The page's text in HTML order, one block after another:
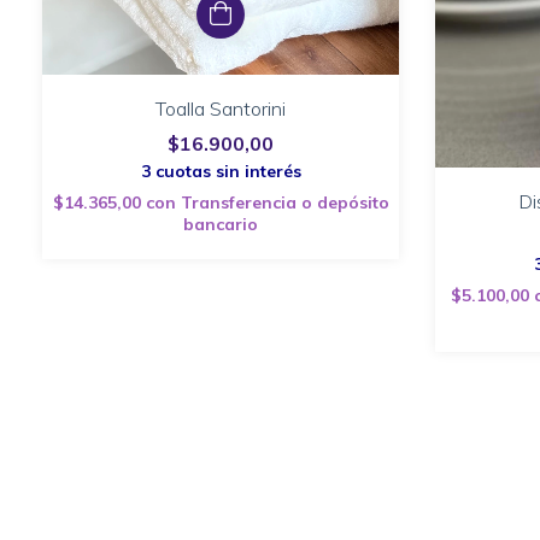
Toalla Santorini
$16.900,00
$14.365,00 con Transferencia o depósito
bancario
$5.100,00